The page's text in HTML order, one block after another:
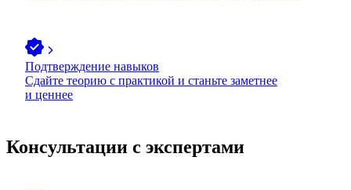
Подтверждение навыков
Сдайте теорию с практикой и станьте заметнее
и ценнее
Консультации с экспертами